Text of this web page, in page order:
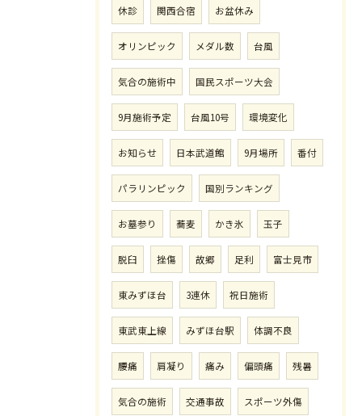
休診 関西合宿 お盆休み
オリンピック メダル数 台風
気合の施術中 国民スポーツ大会
9月施術予定 台風10号 環境変化
お知らせ 日本武道館 9月場所 番付
パラリンピック 国別ランキング
お墓参り 蕎麦 かき氷 玉子
脱臼 挫傷 故郷 足利 富士見市
東みずほ台 3連休 祝日施術
東武東上線 みずほ台駅 体調不良
腰痛 肩凝り 痛み 偏頭痛 残暑
気合の施術 交通事故 スポーツ外傷